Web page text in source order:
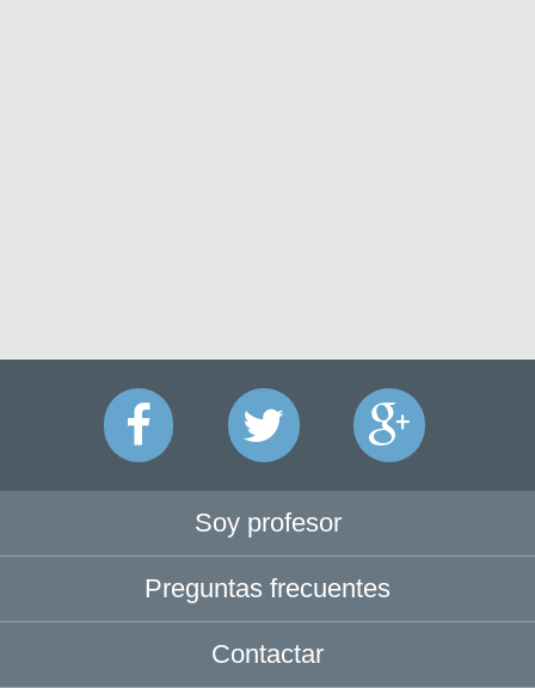
Soy profesor
Preguntas frecuentes
Contactar